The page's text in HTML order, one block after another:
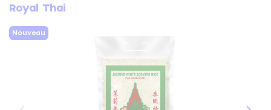
Royal Thai
Nouveau